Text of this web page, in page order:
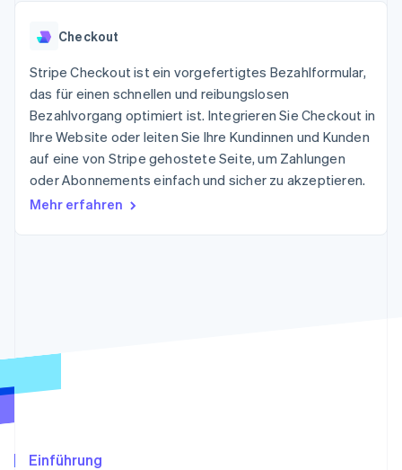
125
Zahlungen vor Ort
Authorization
Boost
Optimierung der
Autorisierungsraten
Link
Beschleunigter
Bezahlvorgang
Financial
Verbundene
Data Pipeline
Radar
Start-up-Gründung
Nach Branche
KI-Unternehmen
Creator Economy
Gaming
Bewirtung, Reisen und
Versicherungen
So setzen Sie
nutzungsbasierte
Abrechnung um
Stablecoin-gestützte
Karten ausgeben: So
geht´s
Bereitstellung und
Verwaltung von
Diensten mit Agenten
Newsroom
Stripe Press
Kontakt
kontaktieren
Checkout
Stripe Checkout ist ein vorgefertigtes Bezahlformular,
das für einen schnellen und reibungslosen
Bezahlvorgang optimiert ist. Integrieren Sie Checkout in
Ihre Website oder leiten Sie Ihre Kundinnen und Kunden
auf eine von Stripe gehostete Seite, um Zahlungen
oder Abonnements einfach und sicher zu akzeptieren.
Mehr erfahren
Einführung